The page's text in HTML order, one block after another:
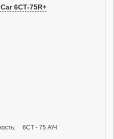
6CT-75R+
6СТ - 75 А\Ч